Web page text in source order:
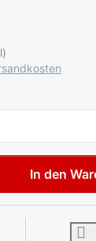
Lackstift für
In den